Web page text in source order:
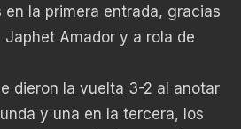
la primera entrada, gracias
Amador y a rola de
dieron la vuelta 3-2 al anotar
y una en la tercera, los